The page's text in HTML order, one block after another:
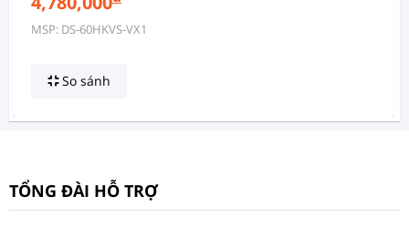
MSP: DS-60HKVS-VX1
So sánh
TỔNG ĐÀI HỖ TRỢ